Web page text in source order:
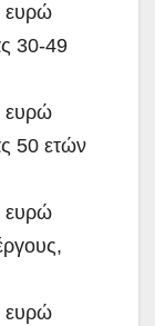
ευρώ
30-49
ευρώ
50 ετών
ευρώ
ευρώ